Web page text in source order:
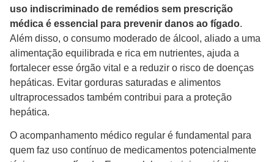
uso indiscriminado de remédios sem prescrição
médica é essencial para prevenir danos ao fígado.
Além disso, o consumo moderado de álcool, aliado a uma
alimentação equilibrada e rica em nutrientes, ajuda a
fortalecer esse órgão vital e a reduzir o risco de doenças
hepáticas. Evitar gorduras saturadas e alimentos
ultraprocessados também contribui para a proteção
hepática.
O acompanhamento médico regular é fundamental para
quem faz uso contínuo de medicamentos potencialmente